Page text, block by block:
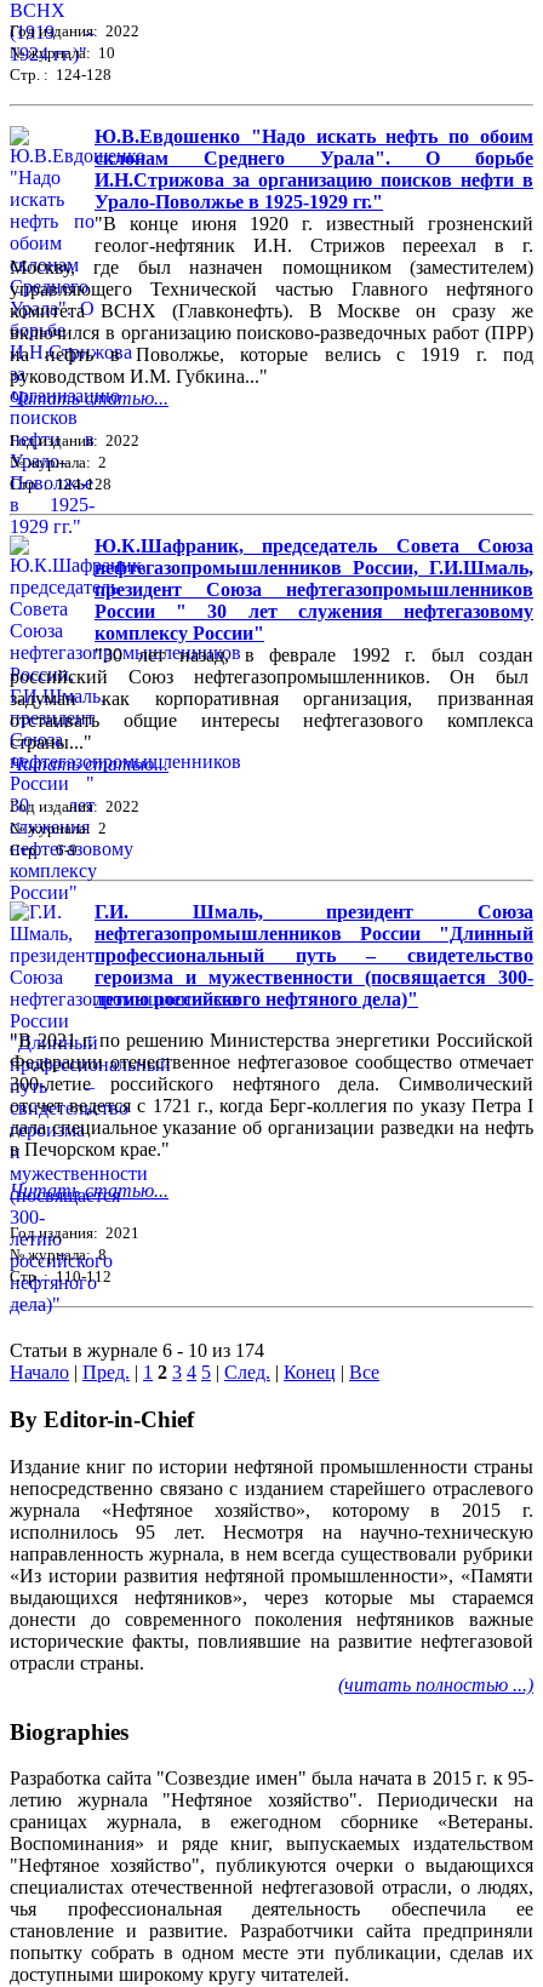
Год издания: 2022
№ журнала: 10
Стр. : 124-128
Ю.В.Евдошенко "Надо искать нефть по обоим
склонам Среднего Урала". О борьбе
И.Н.Стрижова за организацию поисков нефти в
Урало-Поволжье в 1925-1929 гг."
"В конце июня 1920 г. известный грозненский
геолог-нефтяник И.Н. Стрижов переехал в г.
Москву, где был назначен помощником (заместителем)
управляющего Технической частью Главного нефтяного
комитета ВСНХ (Главконефть). В Москве он сразу же
включился в организацию поисково-разведочных работ (ПРР)
на нефть в Поволжье, которые велись с 1919 г. под
руководством И.М. Губкина..."
Читать статью...
Год издания: 2022
№ журнала: 2
Стр. : 124-128
Ю.К.Шафраник, председатель Совета Союза
нефтегазопромышленников России, Г.И.Шмаль,
президент Союза нефтегазопромышленников
России " 30 лет служения нефтегазовому
комплексу России"
"30 лет назад, в феврале 1992 г. был создан
российский Союз нефтегазопромышленников. Он был
задуман как корпоративная организация, призванная
отстаивать общие интересы нефтегазового комплекса
страны..."
Читать статью...
Год издания: 2022
№ журнала: 2
Стр. : 6-9
Г.И. Шмаль, президент Союза
нефтегазопромышленников России "Длинный
профессиональный путь – свидетельство
героизма и мужественности (посвящается 300-
летию российского нефтяного дела)"
"В 2021 г. по решению Министерства энергетики Российской
Федерации отечественное нефтегазовое сообщество отмечает
300-летие российского нефтяного дела. Символический
отсчет ведется с 1721 г., когда Берг-коллегия по указу Петра I
дала специальное указание об организации разведки на нефть
в Печорском крае."
Читать статью...
Год издания: 2021
№ журнала: 8
Стр. : 110-112
Статьи в журнале 6 - 10 из 174
Начало | Пред. | 1 2 3 4 5 | След. | Конец | Все
By Editor-in-Chief
Издание книг по истории нефтяной промышленности страны
непосредственно связано с изданием старейшего отраслевого
журнала «Нефтяное хозяйство», которому в 2015 г.
исполнилось 95 лет. Несмотря на научно-техническую
направленность журнала, в нем всегда существовали рубрики
«Из истории развития нефтяной промышленности», «Памяти
выдающихся нефтяников», через которые мы стараемся
донести до современного поколения нефтяников важные
исторические факты, повлиявшие на развитие нефтегазовой
отрасли страны.
(читать полностью ...)
Biographies
Разработка сайта "Созвездие имен" была начата в 2015 г. к 95-
летию журнала "Нефтяное хозяйство". Периодически на
сраницах журнала, в ежегодном сборнике «Ветераны.
Воспоминания» и ряде книг, выпускаемых издательством
"Нефтяное хозяйство", публикуются очерки о выдающихся
специалистах отечественной нефтегазовой отрасли, о людях,
чья профессиональная деятельность обеспечила ее
становление и развитие. Разработчики сайта предприняли
попытку собрать в одном месте эти публикации, сделав их
доступными широкому кругу читателей.